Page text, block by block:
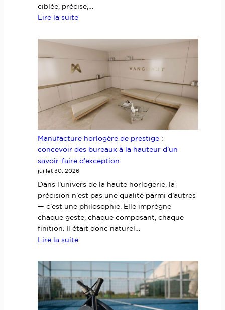
ciblée, précise,…
Lire la suite:
de
bureaux
avenue
Victor
Hugo,
Paris
16ᵉ
:
plans,
cloisonnement
et
mobilier
pour
350
m²
opérationnels
Manufacture horlogère de prestige :
concevoir des bureaux à la hauteur d’un
savoir-faire d’exception
juillet 30, 2026
Dans l’univers de la haute horlogerie, la
précision n’est pas une qualité parmi d’autres
— c’est une philosophie. Elle imprègne
chaque geste, chaque composant, chaque
finition. Il était donc naturel…
Lire la suite:
horlogère
de
prestige
:
concevoir